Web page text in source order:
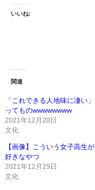
いいね:
関連
「これできる人地味に凄い」
ってものwwwwwwww
2021年12月20日
文化
【画像】こういう女子高生が
好きなやつ
2021年12月29日
文化